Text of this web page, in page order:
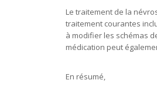
Le traitement de la
traitement courantes
à modifier les schémas
médication peut
En résumé,